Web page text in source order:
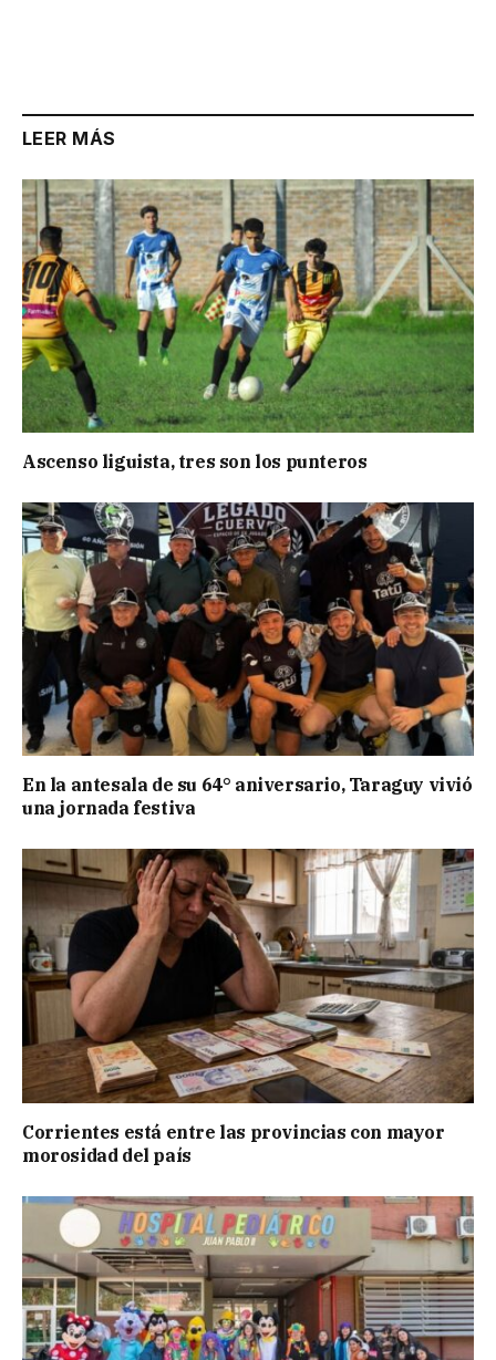
LEER MÁS
Ascenso liguista, tres son los punteros
En la antesala de su 64° aniversario, Taraguy vivió
una jornada festiva
Corrientes está entre las provincias con mayor
morosidad del país